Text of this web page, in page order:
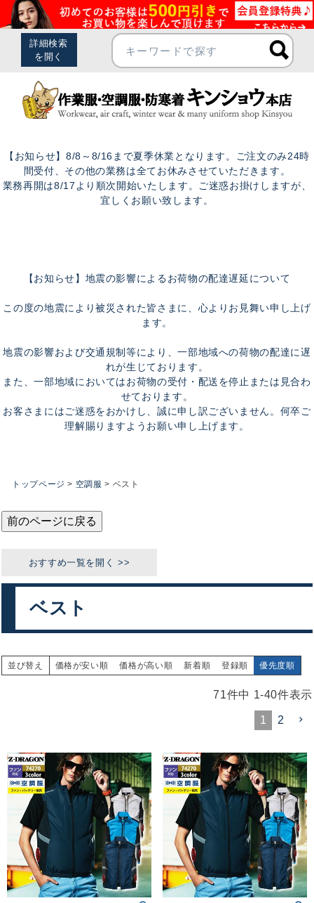
【お知らせ】8/8～8/16まで夏季休業となります。ご注文のみ24時
間受付、その他の業務は全てお休みさせていただきます。
業務再開は8/17より順次開始いたします。ご迷惑お掛けしますが、
宜しくお願い致します。
【お知らせ】地震の影響によるお荷物の配達遅延について
この度の地震により被災された皆さまに、心よりお見舞い申し上げ
ます。
地震の影響および交通規制等により、一部地域への荷物の配達に遅
れが生じております。
また、一部地域においてはお荷物の受付・配送を停止または見合わ
せております。
お客さまにはご迷惑をおかけし、誠に申し訳ございません。何卒ご
理解賜りますようお願い申し上げます。
トップページ 空調服 ベスト
前のページに戻る
ベスト
並び替え 価格が安い順 価格が高い順 新着順 登録順 優先度順
71件中 1-40件表示
1 2